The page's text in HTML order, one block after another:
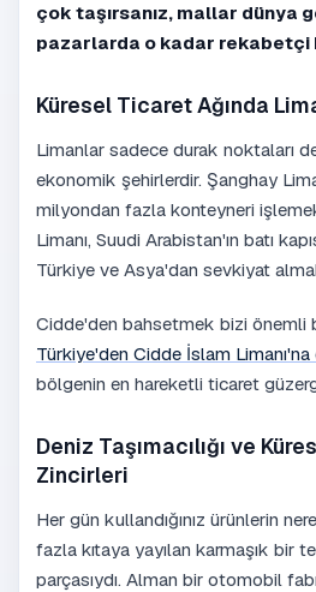
çok taşırsanız, mallar dünya
pazarlarda o kadar rekabetçi
Küresel Ticaret Ağında
Limanlar sadece durak noktaları
ekonomik şehirlerdir. Şanghay
milyondan fazla konteyneri
Limanı, Suudi Arabistan'ın batı
Türkiye ve Asya'dan sevkiyat
Cidde'den bahsetmek bizi önemli
Türkiye'den Cidde İslam Limanı'na
bölgenin en hareketli ticaret
Deniz Taşımacılığı ve
Zincirleri
Her gün kullandığınız ürünlerin
fazla kıtaya yayılan karmaşık bir
parçasıydı. Alman bir otomobil